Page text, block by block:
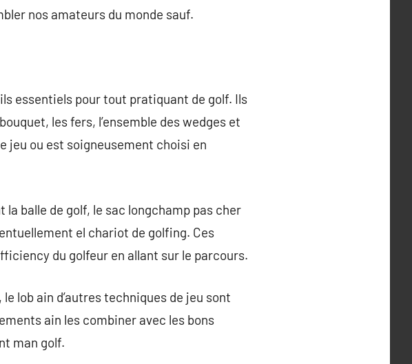
nos amateurs du monde sauf.
essentiels pour tout pratiquant de golf. Ils
les fers, l’ensemble des wedges et
jeu ou est soigneusement choisi en
balle de golf, le sac longchamp pas cher
el chariot de golfing. Ces
du golfeur en allant sur le parcours.
lob ain d’autres techniques de jeu sont
ain les combiner avec les bons
man golf.